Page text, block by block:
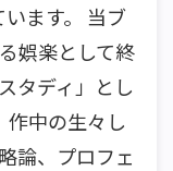
ます。 当ブ
娯楽として終
タディ」とし
作中の生々し
論、プロフェ